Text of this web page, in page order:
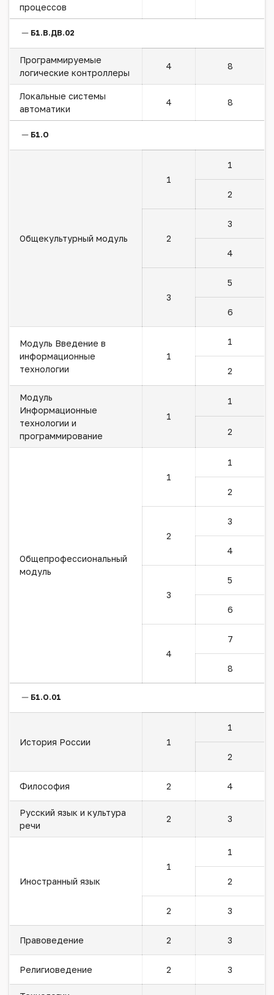
процессов
Б1.В.ДВ.02
Программируемые
логические контроллеры
4 8
Локальные системы
автоматики
4 8
Б1.О
Общекультурный модуль
1
1
2
2
3
4
3
5
6
Модуль Введение в
информационные
технологии
1
1
2
Модуль
Информационные
технологии и
программирование
1
1
2
Общепрофессиональный
модуль
1
1
2
2
3
4
3
5
6
4
7
8
Б1.О.01
История России 1
1
2
Философия 2 4
Русский язык и культура
речи
2 3
Иностранный язык
1
1
2
2 3
Правоведение 2 3
Религиоведение 2 3